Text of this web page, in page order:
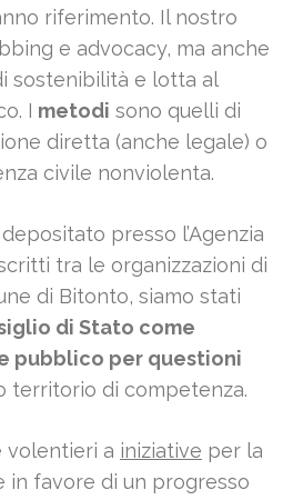
riferimento. Il nostro
e advocacy, ma anche
sostenibilità e lotta al
I metodi sono quelli di
diretta (anche legale) o
civile nonviolenta.
presso l’Agenzia
tra le organizzazioni di
di Bitonto, siamo stati
di Stato come
pubblico per questioni
territorio di competenza.
volentieri a iniziative per la
in favore di un progresso